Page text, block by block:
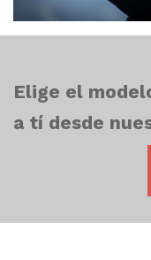
Elige el
a tí desde